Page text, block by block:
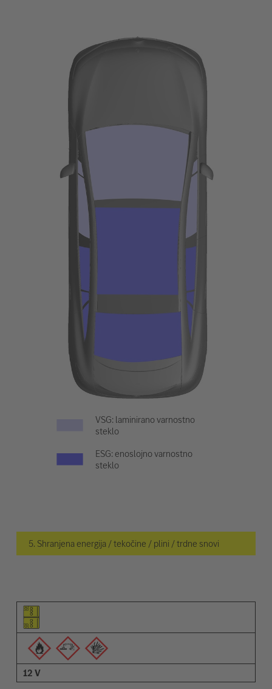
VSG: laminirano varnostno
steklo
ESG: enoslojno varnostno
steklo
5. Shranjena energija / tekočine / plini / trdne snovi
Piktogram elementa
Piktogrami opozoril
Opis
12 V